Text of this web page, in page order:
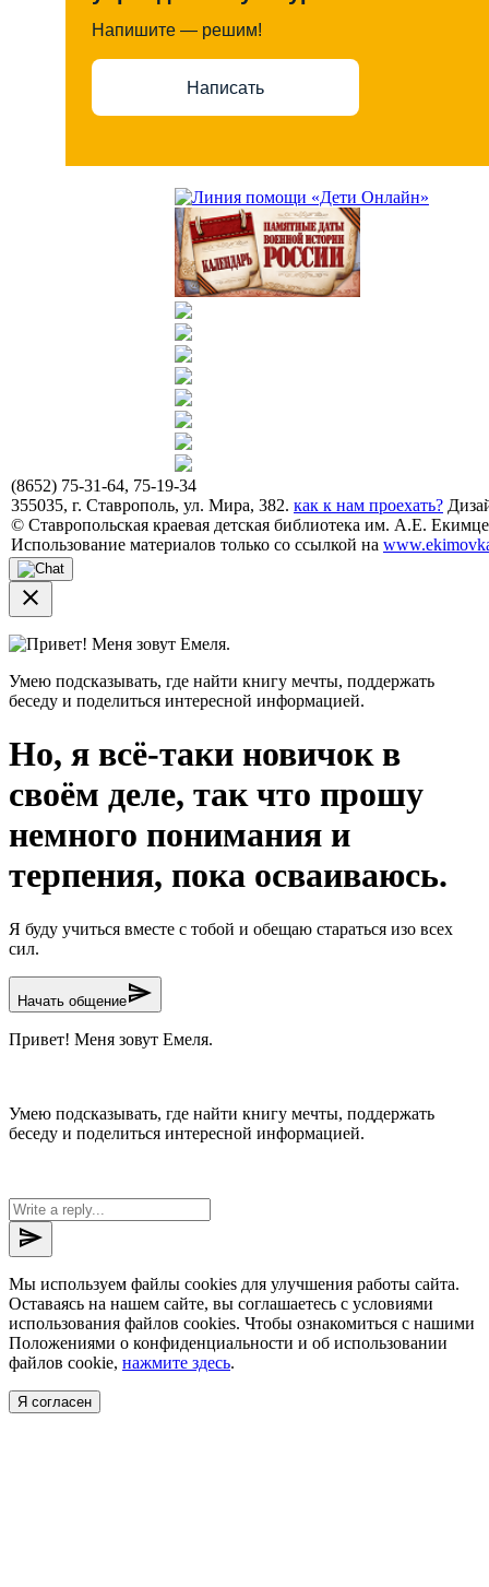
Напишите — решим!
Написать
(8652) 75-31-64, 75-19-34
355035, г. Ставрополь, ул. Мира, 382. как к нам проехать?
© Ставропольская краевая детская библиотека им. А.Е.
Использование материалов только со ссылкой на
close
Привет! Меня зовут Емеля.
Умею подсказывать, где найти книгу мечты, поддержать
беседу и поделиться интересной информацией.
Но, я всё-таки новичок в
своём деле, так что прошу
немного понимания и
терпения, пока осваиваюсь.
Я буду учиться вместе с тобой и обещаю стараться изо всех
сил.
Начать общениеsend
Привет! Меня зовут Емеля.
Умею подсказывать, где найти книгу мечты, поддержать
беседу и поделиться интересной информацией.
send
Мы используем файлы cookies для улучшения работы сайта.
Оставаясь на нашем сайте, вы соглашаетесь с условиями
использования файлов cookies. Чтобы ознакомиться с нашими
Положениями о конфиденциальности и об использовании
файлов cookie, нажмите здесь.
Я согласен